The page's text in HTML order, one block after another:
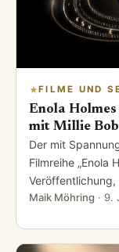
FILME UND
Enola
mit Millie
Der mit
Filmreihe „Enola
Maik Möhring · 9.